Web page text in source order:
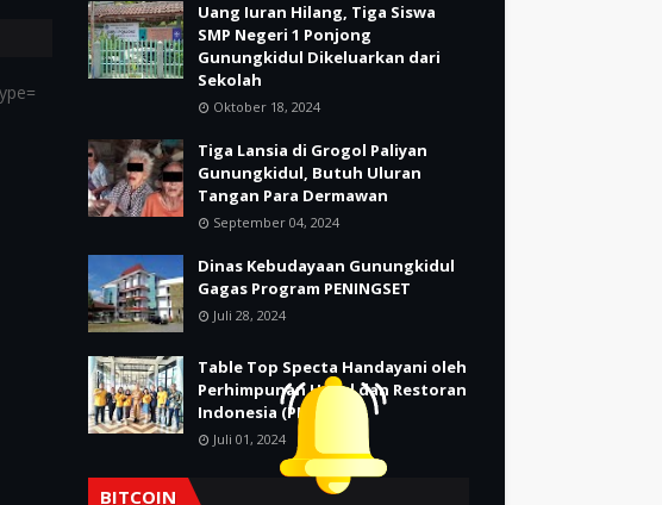
Uang Iuran Hilang, Tiga Siswa
SMP Negeri 1 Ponjong
Gunungkidul Dikeluarkan dari
Sekolah
Oktober 18, 2024
Tiga Lansia di Grogol Paliyan
Gunungkidul, Butuh Uluran
Tangan Para Dermawan
September 04, 2024
Dinas Kebudayaan Gunungkidul
Gagas Program PENINGSET
Juli 28, 2024
Table Top Specta Handayani oleh
Perhimpunan Hotel dan Restoran
Indonesia (PHRI)
Juli 01, 2024
BITCOIN